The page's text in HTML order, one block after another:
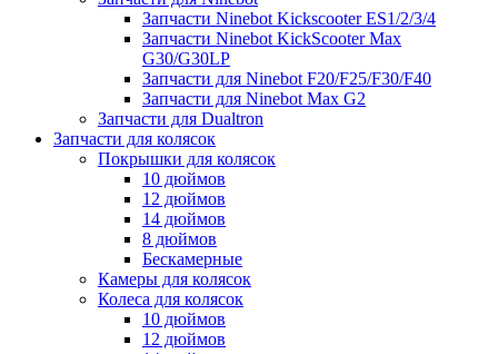
Запчасти Ninebot Kickscooter ES1/2/3/4
Запчасти Ninebot KickScooter Max
G30/G30LP
Запчасти для Ninebot F20/F25/F30/F40
Запчасти для Ninebot Max G2
Запчасти для Dualtron
Запчасти для колясок
Покрышки для колясок
10 дюймов
12 дюймов
14 дюймов
8 дюймов
Бескамерные
Камеры для колясок
Колеса для колясок
10 дюймов
12 дюймов